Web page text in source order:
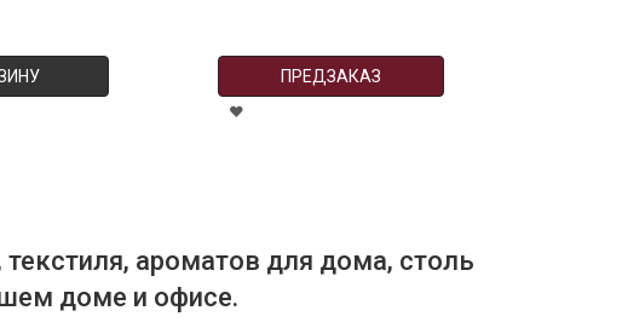
ПРЕДЗАКАЗ
ароматов для дома, столь
доме и офисе.